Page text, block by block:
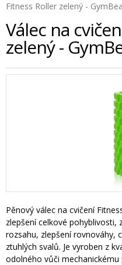
Fitness Roller zelený -
Válec na
zelený -
Pěnový válec na cvičení
zlepšení celkové pohyblivosti,
rozsahu, zlepšení rovnováhy,
ztuhlých svalů. Je vyroben z
odolného vůči mechanickému